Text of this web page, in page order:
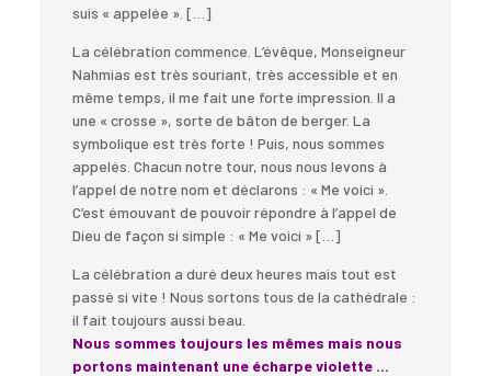
suis « appelée ». […]
La célébration commence. L’évêque, Monseigneur
Nahmias est très souriant, très accessible et en
même temps, il me fait une forte impression. Il a
une « crosse », sorte de bâton de berger. La
symbolique est très forte ! Puis, nous sommes
appelés. Chacun notre tour, nous nous levons à
l’appel de notre nom et déclarons : « Me voici ».
C’est émouvant de pouvoir répondre à l’appel de
Dieu de façon si simple : « Me voici » […]
La célébration a duré deux heures mais tout est
passé si vite ! Nous sortons tous de la cathédrale :
il fait toujours aussi beau.
Nous sommes toujours les mêmes mais nous
portons maintenant une écharpe violette …